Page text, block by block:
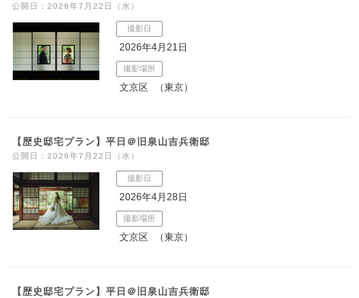
公開日：2026年7月22日（水）
撮影日
2026年4月21日
撮影場所
文京区 （東京）
【歴史邸宅プラン】平日＠旧泉山吉兵衛邸
公開日：2026年7月22日（水）
撮影日
2026年4月28日
撮影場所
文京区 （東京）
【歴史邸宅プラン】平日＠旧泉山吉兵衛邸